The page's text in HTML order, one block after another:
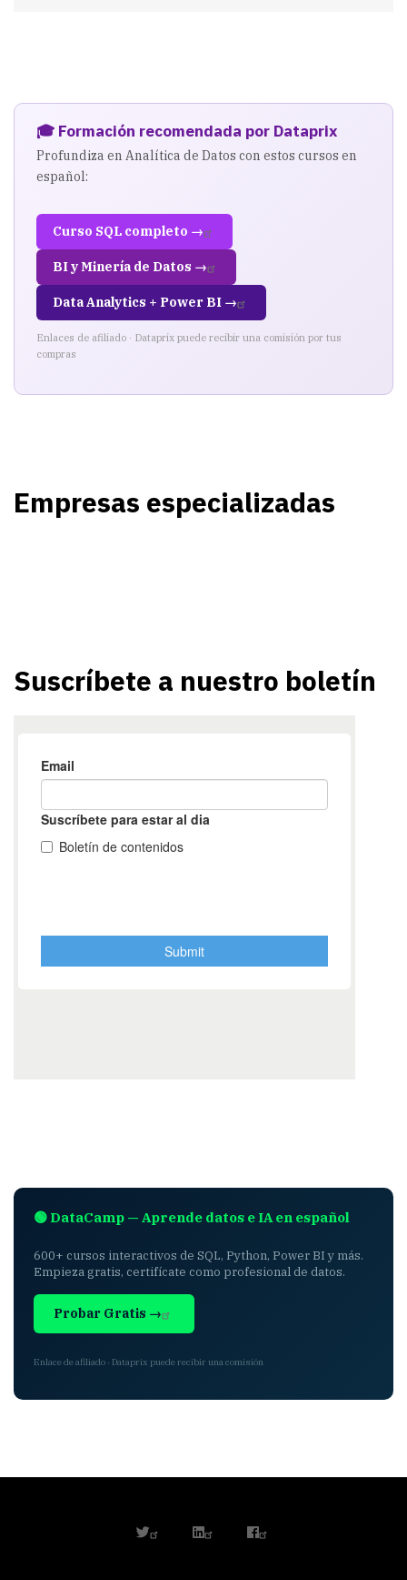
🎓 Formación recomendada por Dataprix
Profundiza en Analítica de Datos con estos cursos en
español:
Curso SQL completo →
BI y Minería de Datos →
Data Analytics + Power BI →
Enlaces de afiliado · Dataprix puede recibir una comisión por tus
compras
Empresas especializadas
Suscríbete a nuestro boletín
🟢 DataCamp — Aprende datos e IA en español
600+ cursos interactivos de SQL, Python, Power BI y más.
Empieza gratis, certifícate como profesional de datos.
Probar Gratis →
Enlace de afiliado · Dataprix puede recibir una comisión
twitterlinkedinfacebook